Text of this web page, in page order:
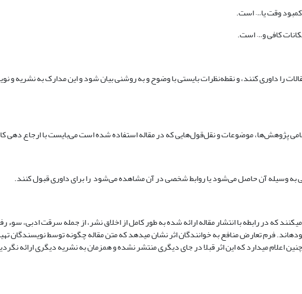
کمبود وقت یا… است.
کافی و… است.
را داوری کنند، و نقطه‌نظرات بایستی با وضوح و به روشنی بیان شود و این مدارک به نشریه و
که در رابطه با انتشار مقاله ارائه شده به طور کامل از اخلاق نشر، از جمله سرقت ادبی، سوء
فرم تعارض منافع به خوانندگان اثر نشان می‏دهد که متن مقاله چگونه توسط نویسندگان
اعلام می‏دارد که این اثر قبلا در جای دیگری منتشر نشده و همزمان به نشریه دیگری ارائه